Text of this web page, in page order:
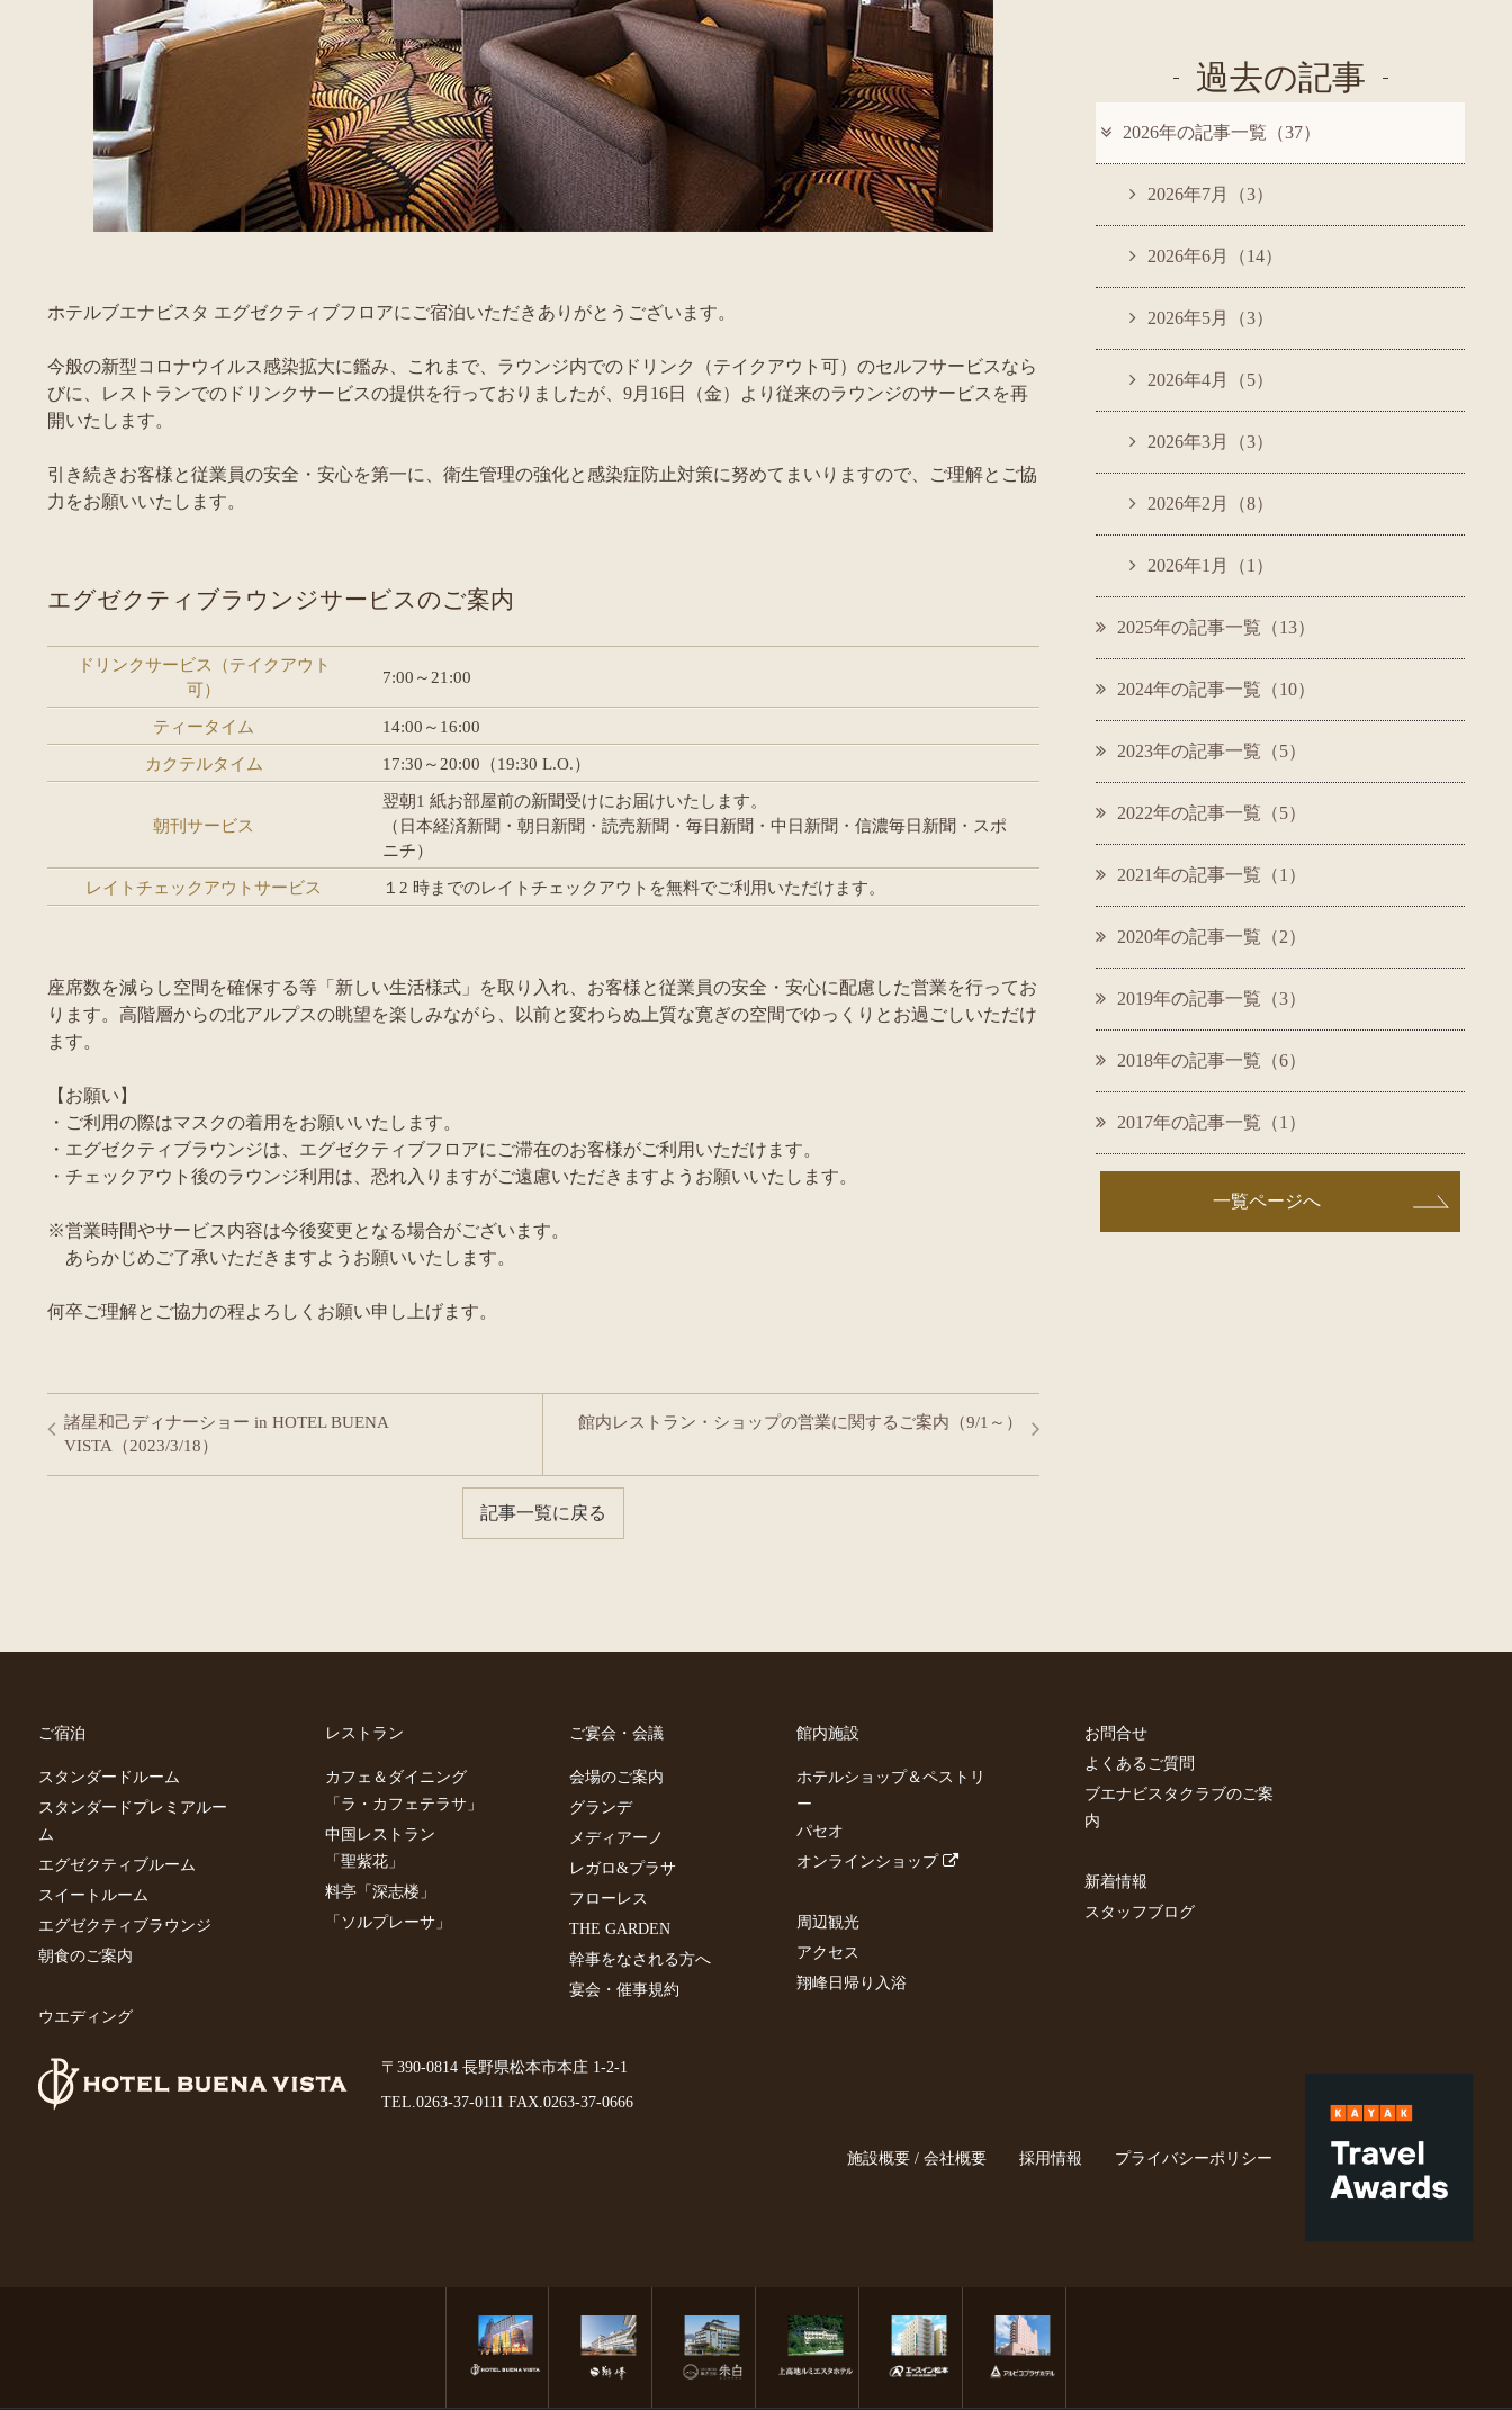
ホテルブエナビスタ エグゼクティブフロアにご宿泊いただきありがとうございます。
今般の新型コロナウイルス感染拡大に鑑み、これまで、ラウンジ内でのドリンク（テイクアウト可）のセルフサービスなら
びに、レストランでのドリンクサービスの提供を行っておりましたが、9月16日（金）より従来のラウンジのサービスを再
開いたします。
引き続きお客様と従業員の安全・安心を第一に、衛生管理の強化と感染症防止対策に努めてまいりますので、ご理解とご協
力をお願いいたします。
エグゼクティブラウンジサービスのご案内
ドリンクサービス（テイクアウト
可）
7:00～21:00
ティータイム
14:00～16:00
カクテルタイム
17:30～20:00（19:30 L.O.）
朝刊サービス
翌朝1 紙お部屋前の新聞受けにお届けいたします。
（日本経済新聞・朝日新聞・読売新聞・毎日新聞・中日新聞・信濃毎日新聞・スポ
ニチ）
レイトチェックアウトサービス
１2 時までのレイトチェックアウトを無料でご利用いただけます。
座席数を減らし空間を確保する等「新しい生活様式」を取り入れ、お客様と従業員の安全・安心に配慮した営業を行ってお
ります。高階層からの北アルプスの眺望を楽しみながら、以前と変わらぬ上質な寛ぎの空間でゆっくりとお過ごしいただけ
ます。
【お願い】
・ご利用の際はマスクの着用をお願いいたします。
・エグゼクティブラウンジは、エグゼクティブフロアにご滞在のお客様がご利用いただけます。
・チェックアウト後のラウンジ利用は、恐れ入りますがご遠慮いただきますようお願いいたします。
※営業時間やサービス内容は今後変更となる場合がございます。
あらかじめご了承いただきますようお願いいたします。
何卒ご理解とご協力の程よろしくお願い申し上げます。
諸星和己ディナーショー in HOTEL BUENA
VISTA（2023/3/18）
館内レストラン・ショップの営業に関するご案内（9/1～）
記事一覧に戻る
過去の記事
2026年の記事一覧（37）
2026年7月（3）
2026年6月（14）
2026年5月（3）
2026年4月（5）
2026年3月（3）
2026年2月（8）
2026年1月（1）
2025年の記事一覧（13）
2024年の記事一覧（10）
2023年の記事一覧（5）
2022年の記事一覧（5）
2021年の記事一覧（1）
2020年の記事一覧（2）
2019年の記事一覧（3）
2018年の記事一覧（6）
2017年の記事一覧（1）
一覧ページへ
ご宿泊
スタンダードルーム
スタンダードプレミアルー
ム
エグゼクティブルーム
スイートルーム
エグゼクティブラウンジ
朝食のご案内
ウエディング
レストラン
カフェ＆ダイニング
「ラ・カフェテラサ」
中国レストラン
「聖紫花」
料亭「深志楼」
「ソルプレーサ」
ご宴会・会議
会場のご案内
グランデ
メディアーノ
レガロ&プラサ
フローレス
THE GARDEN
幹事をなされる方へ
宴会・催事規約
館内施設
ホテルショップ＆ペストリ
ー
パセオ
オンラインショップ
周辺観光
アクセス
翔峰日帰り入浴
お問合せ
よくあるご質問
ブエナビスタクラブのご案
内
新着情報
スタッフブログ
〒390-0814 長野県松本市本庄 1-2-1
TEL.0263-37-0111 FAX.0263-37-0666
施設概要 / 会社概要 採用情報 プライバシーポリシー